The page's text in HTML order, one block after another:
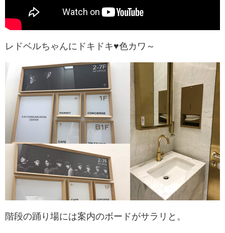
レドベルちゃんにドキドキ♥色カワ～
階段の踊り場には案内のボードがサラリと。